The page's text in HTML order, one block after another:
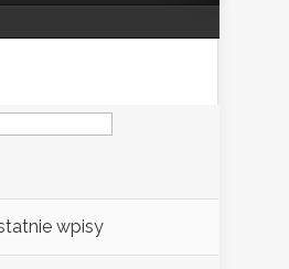
wpisy